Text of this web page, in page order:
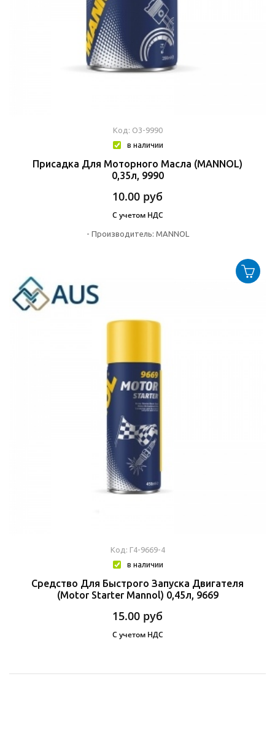
Код: О3-9990
в наличии
Присадка Для Моторного Масла (MANNOL)
0,35л, 9990
10.00 руб
С учетом НДС
- Производитель: MANNOL
Код: Г4-9669-4
в наличии
Средство Для Быстрого Запуска Двигателя
(Motor Starter Mannol) 0,45л, 9669
15.00 руб
С учетом НДС